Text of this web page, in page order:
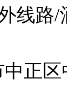
线路
正